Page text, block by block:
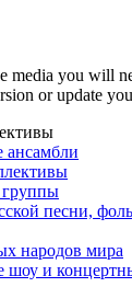
media you will
or update
ансамбли
песни,
народов мира
шоу и